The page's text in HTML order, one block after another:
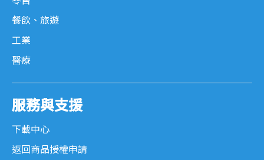
餐飲、旅遊
工業
醫療
服務與支援
下載中心
返回商品授權申請